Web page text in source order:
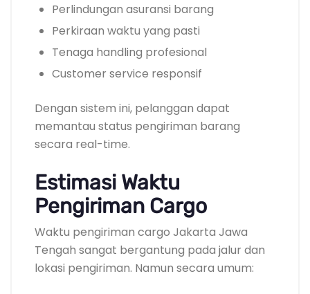
Perlindungan asuransi barang
Perkiraan waktu yang pasti
Tenaga handling profesional
Customer service responsif
Dengan sistem ini, pelanggan dapat
memantau status pengiriman barang
secara real-time.
Estimasi Waktu
Pengiriman Cargo
Waktu pengiriman cargo Jakarta Jawa
Tengah sangat bergantung pada jalur dan
lokasi pengiriman. Namun secara umum: